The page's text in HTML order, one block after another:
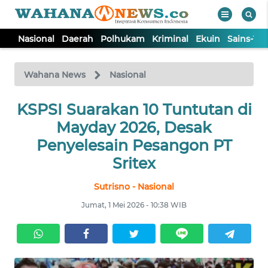
Nasional Daerah Polhukam Kriminal Ekuin Sains-
Wahana News Nasional
KSPSI Suarakan 10 Tuntutan di
Mayday 2026, Desak
Penyelesain Pesangon PT
Sritex
Sutrisno - Nasional
Jumat, 1 Mei 2026 - 10:38 WIB
TV
Tutup
NASIONAL
DAERAH
EKUIN